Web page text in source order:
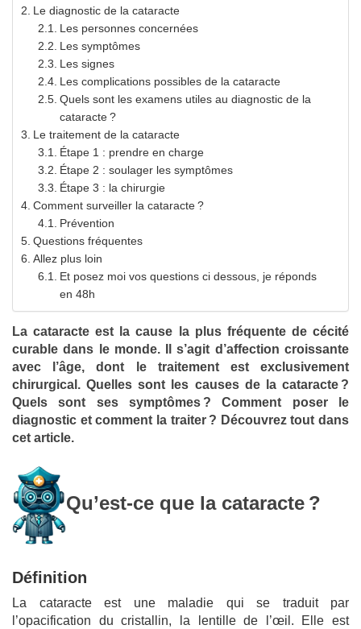
Le diagnostic de la cataracte
Les personnes concernées
Les symptômes
Les signes
Les complications possibles de la cataracte
Quels sont les examens utiles au diagnostic de la
cataracte ?
Le traitement de la cataracte
Étape 1 : prendre en charge
Étape 2 : soulager les symptômes
Étape 3 : la chirurgie
Comment surveiller la cataracte ?
Prévention
Questions fréquentes
Allez plus loin
Et posez moi vos questions ci dessous, je réponds
en 48h
La cataracte est la cause la plus fréquente de cécité
curable dans le monde. Il s’agit d’affection croissante
avec l’âge, dont le traitement est exclusivement
chirurgical. Quelles sont les causes de la cataracte ?
Quels sont ses symptômes ? Comment poser le
diagnostic et comment la traiter ? Découvrez tout dans
cet article.
Qu’est-ce que la cataracte ?
Définition
La cataracte est une maladie qui se traduit par
l’opacification du cristallin, la lentille de l’œil. Elle est